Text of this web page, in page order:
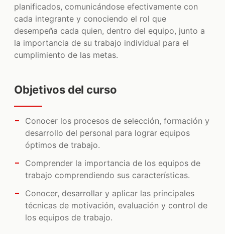
VENTAS
TODOS LOS CURSOS
CONTENIDO
CONTACTO
planificados, comunicándose efectivamente con
cada integrante y conociendo el rol que
desempeña cada quien, dentro del equipo, junto a
la importancia de su trabajo individual para el
cumplimiento de las metas.
Objetivos del curso
Conocer los procesos de selección, formación y
desarrollo del personal para lograr equipos
óptimos de trabajo.
Comprender la importancia de los equipos de
trabajo comprendiendo sus características.
Conocer, desarrollar y aplicar las principales
técnicas de motivación, evaluación y control de
los equipos de trabajo.